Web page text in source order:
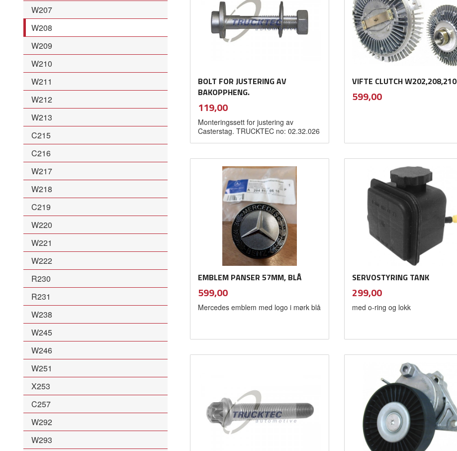
W207
W208
W209
W210
W211
W212
W213
C215
C216
W217
W218
C219
W220
W221
W222
R230
R231
W238
W245
W246
W251
X253
C257
W292
W293
BOLT FOR JUSTERING AV
BAKOPPHENG.
Pris
119,00mva.
Kjøp
Monteringssett for justering av
Casterstag. TRUCKTEC no: 02.32.026
VIFTE CLUTCH W202,208,210
Pris
599,00mva.
Kjøp
EMBLEM PANSER 57MM, BLÅ
Pris
599,00mva.
Mercedes emblem med logo i mørk blå
SERVOSTYRING TANK
Pris
299,00mva.
Kjøp
med o-ring og lokk